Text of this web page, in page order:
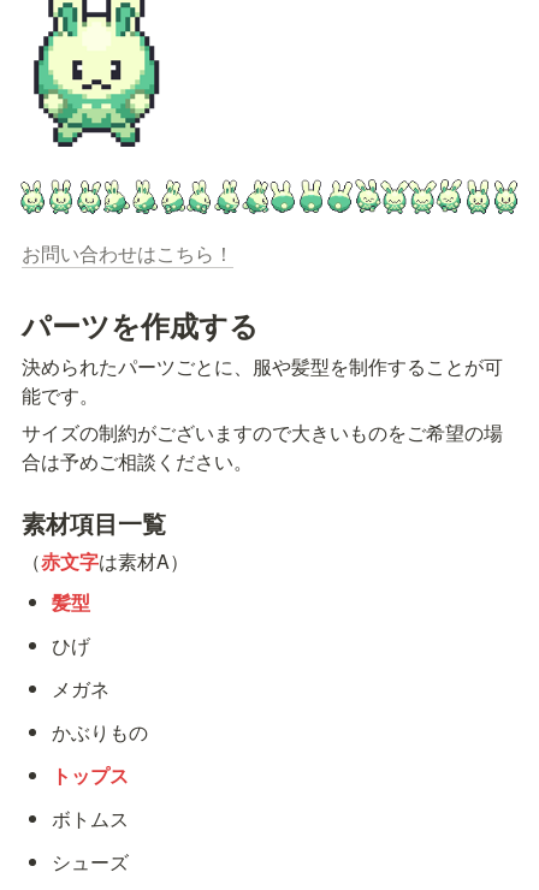
お問い合わせはこちら！
パーツを作成する
決められたパーツごとに、服や髪型を制作することが可
能です。
サイズの制約がございますので大きいものをご希望の場
合は予めご相談ください。
素材項目一覧
（赤文字は素材A）
髪型
ひげ
メガネ
かぶりもの
トップス
ボトムス
シューズ